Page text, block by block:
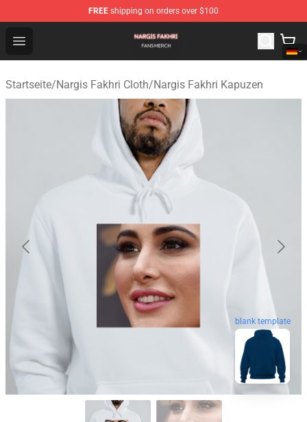
FREE shipping on orders over $100
Open menu
Nargis Fakhri Shop - Official Nargis Fakhri Merchandise
Startseite/Nargis Fakhri Cloth/Nargis Fakhri Kapuzen
blank template